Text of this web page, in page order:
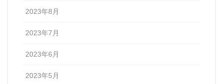
2023年8月
2023年7月
2023年6月
2023年5月